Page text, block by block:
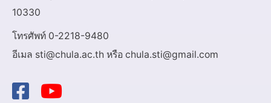
10330
โทรศัพท์ 0-2218-9480
อีเมล sti@chula.ac.th หรือ chula.sti@gmail.com